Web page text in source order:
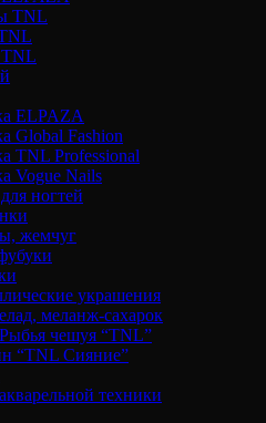
TNL
ELPAZA
Global Fashion
TNL Professional
Vogue Nails
ногтей
жемчуг
украшения
меланж-сахарок
чешуя “TNL”
“TNL Сияние”
техники